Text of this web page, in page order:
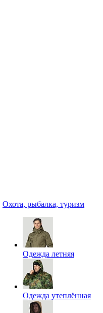
Охота, рыбалка, туризм
Одежда летняя
Одежда утеплённая